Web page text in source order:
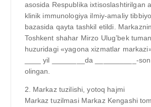
asosida Respublika ixtisoslashtirilgan
klinik immunologiya ilmiy-amaliy
bazasida qayta tashkil etildi.
Toshkent shahar Mirzo Ulug’bek
huzuridagi «yagona xizmatlar
____ yil ________da __________-
olingan.
2. Markaz tuzilishi, yotoq hajmi
Markaz tuzilmasi Markaz Kengashi